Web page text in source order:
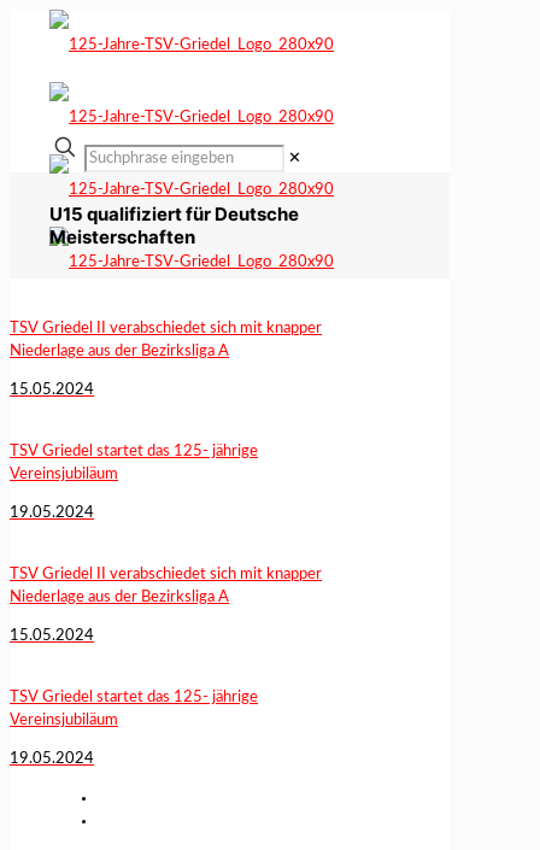
✕
U15 qualifiziert für Deutsche
Meisterschaften
TSV Griedel II verabschiedet sich mit knapper
Niederlage aus der Bezirksliga A
15.05.2024
TSV Griedel startet das 125- jährige
Vereinsjubiläum
19.05.2024
TSV Griedel II verabschiedet sich mit knapper
Niederlage aus der Bezirksliga A
15.05.2024
TSV Griedel startet das 125- jährige
Vereinsjubiläum
19.05.2024